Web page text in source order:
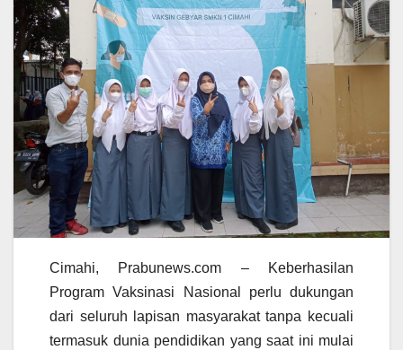
Cimahi, Prabunews.com – Keberhasilan
Program Vaksinasi Nasional perlu dukungan
dari seluruh lapisan masyarakat tanpa kecuali
termasuk dunia pendidikan yang saat ini mulai